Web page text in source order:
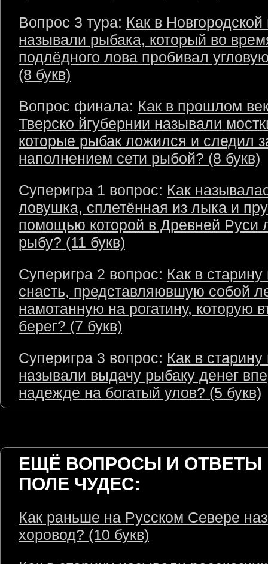
Вопрос 3 тура: Как в Новгородской
называли рыбака, который во
подлёдного лова пробивал
(8 букв)
Вопрос финала: Как в прошлом
Тверско йгубернии называли
которые рыбак ложился и следил
наполнением сети рыбой? (8 букв)
Суперигра 1 вопрос: Как
ловушка, сплетённая из лыка и
помощью которой в Древней Руси
рыбу? (11 букв)
Суперигра 2 вопрос: Как в
снасть, представляювшую собой
намотанную на рогатину, которую
берег? (7 букв)
Суперигра 3 вопрос: Как в
называли выдачу рыбаку денег
надежде на богатый улов? (5 букв)
ЕЩЁ ВОПРОСЫ И ОТВЕТЫ
ПОЛЕ ЧУДЕС:
Как раньше на Русском Севере
хоровод? (10 букв)